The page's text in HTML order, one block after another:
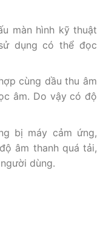
màn hình kỹ thuật
dụng có thể đọc
cùng dầu thu âm
âm. Do vậy có độ
bị máy cảm ứng,
âm thanh quá tải,
dùng.